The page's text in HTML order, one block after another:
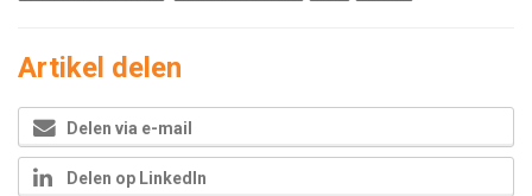
Artikel delen
Delen via e-mail
Delen op LinkedIn